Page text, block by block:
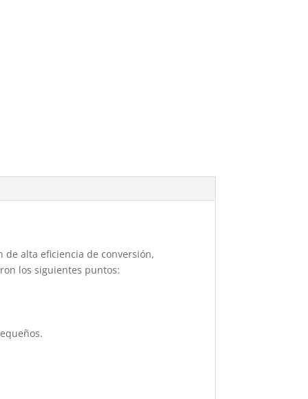
de alta eficiencia de conversión,
los siguientes puntos: